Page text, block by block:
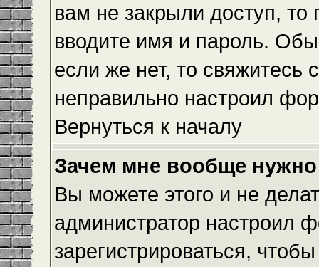
вам не закрыли доступ,
вводите имя и пароль.
если же нет, то свяжитесь
неправильно настроил
Вернуться к началу
Зачем мне вообще нужно
Вы можете этого и не
администратор настроил
зарегистрироваться,